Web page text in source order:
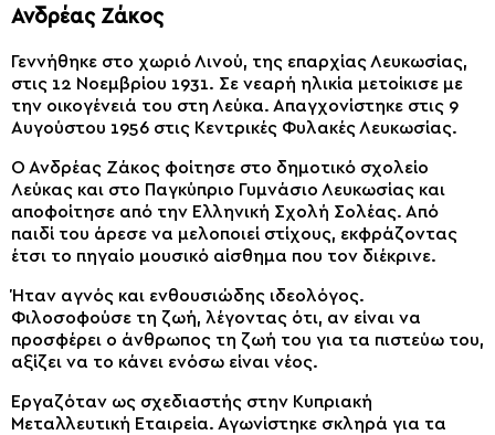
Ανδρέας Ζάκος
Γεννήθηκε στο χωριό Λινού, της επαρχίας Λευκωσίας,
στις 12 Νοεμβρίου 1931. Σε νεαρή ηλικία μετοίκισε με
την οικογένειά του στη Λεύκα. Απαγχονίστηκε στις 9
Αυγούστου 1956 στις Κεντρικές Φυλακές Λευκωσίας.
Ο Ανδρέας Ζάκος φοίτησε στο δημοτικό σχολείο
Λεύκας και στο Παγκύπριο Γυμνάσιο Λευκωσίας και
αποφοίτησε από την Ελληνική Σχολή Σολέας. Από
παιδί του άρεσε να μελοποιεί στίχους, εκφράζοντας
έτσι το πηγαίο μουσικό αίσθημα που τον διέκρινε.
Ήταν αγνός και ενθουσιώδης ιδεολόγος.
Φιλοσοφούσε τη ζωή, λέγοντας ότι, αν είναι να
προσφέρει ο άνθρωπος τη ζωή του για τα πιστεύω του,
αξίζει να το κάνει ενόσω είναι νέος.
Εργαζόταν ως σχεδιαστής στην Κυπριακή
Μεταλλευτική Εταιρεία. Αγωνίστηκε σκληρά για τα